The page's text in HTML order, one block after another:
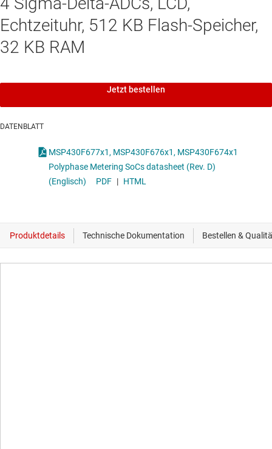
Echtzeituhr, 512 KB Flash-Speicher,
32 KB RAM
Jetzt bestellen
DATENBLATT
MSP430F677x1, MSP430F676x1, MSP430F674x1
Polyphase Metering SoCs datasheet (Rev. D)
(Englisch)
PDF | HTML